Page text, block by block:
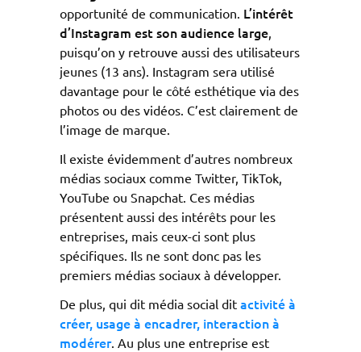
opportunité de communication. L’intérêt
d’Instagram est son audience large
puisqu’on y retrouve aussi des utilisateurs
jeunes (13 ans). Instagram sera utilisé
davantage pour le côté esthétique via des
photos ou des vidéos. C’est clairement de
l’image de marque.
Il existe évidemment d’autres nombreux
médias sociaux comme Twitter, TikTok,
YouTube ou Snapchat. Ces médias
présentent aussi des intérêts pour les
entreprises, mais ceux-ci sont plus
spécifiques. Ils ne sont donc pas les
premiers médias sociaux à développer.
De plus, qui dit média social dit activité à
créer, usage à encadrer, interaction à
modérer. Au plus une entreprise est